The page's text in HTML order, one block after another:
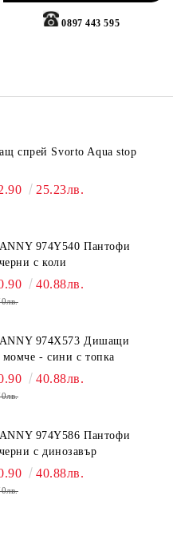
0897 443 595
спрей Svorto Aqua stop
25.23лв.
974Y540 Пантофи
с коли
40.88лв.
974X573 Дишащи
момче - сини с топка
40.88лв.
974Y586 Пантофи
с динозавър
40.88лв.